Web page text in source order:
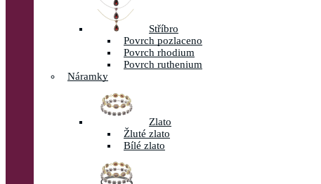
Stříbro
Povrch pozlaceno
Povrch rhodium
Povrch ruthenium
Náramky
Zlato
Žluté zlato
Bílé zlato